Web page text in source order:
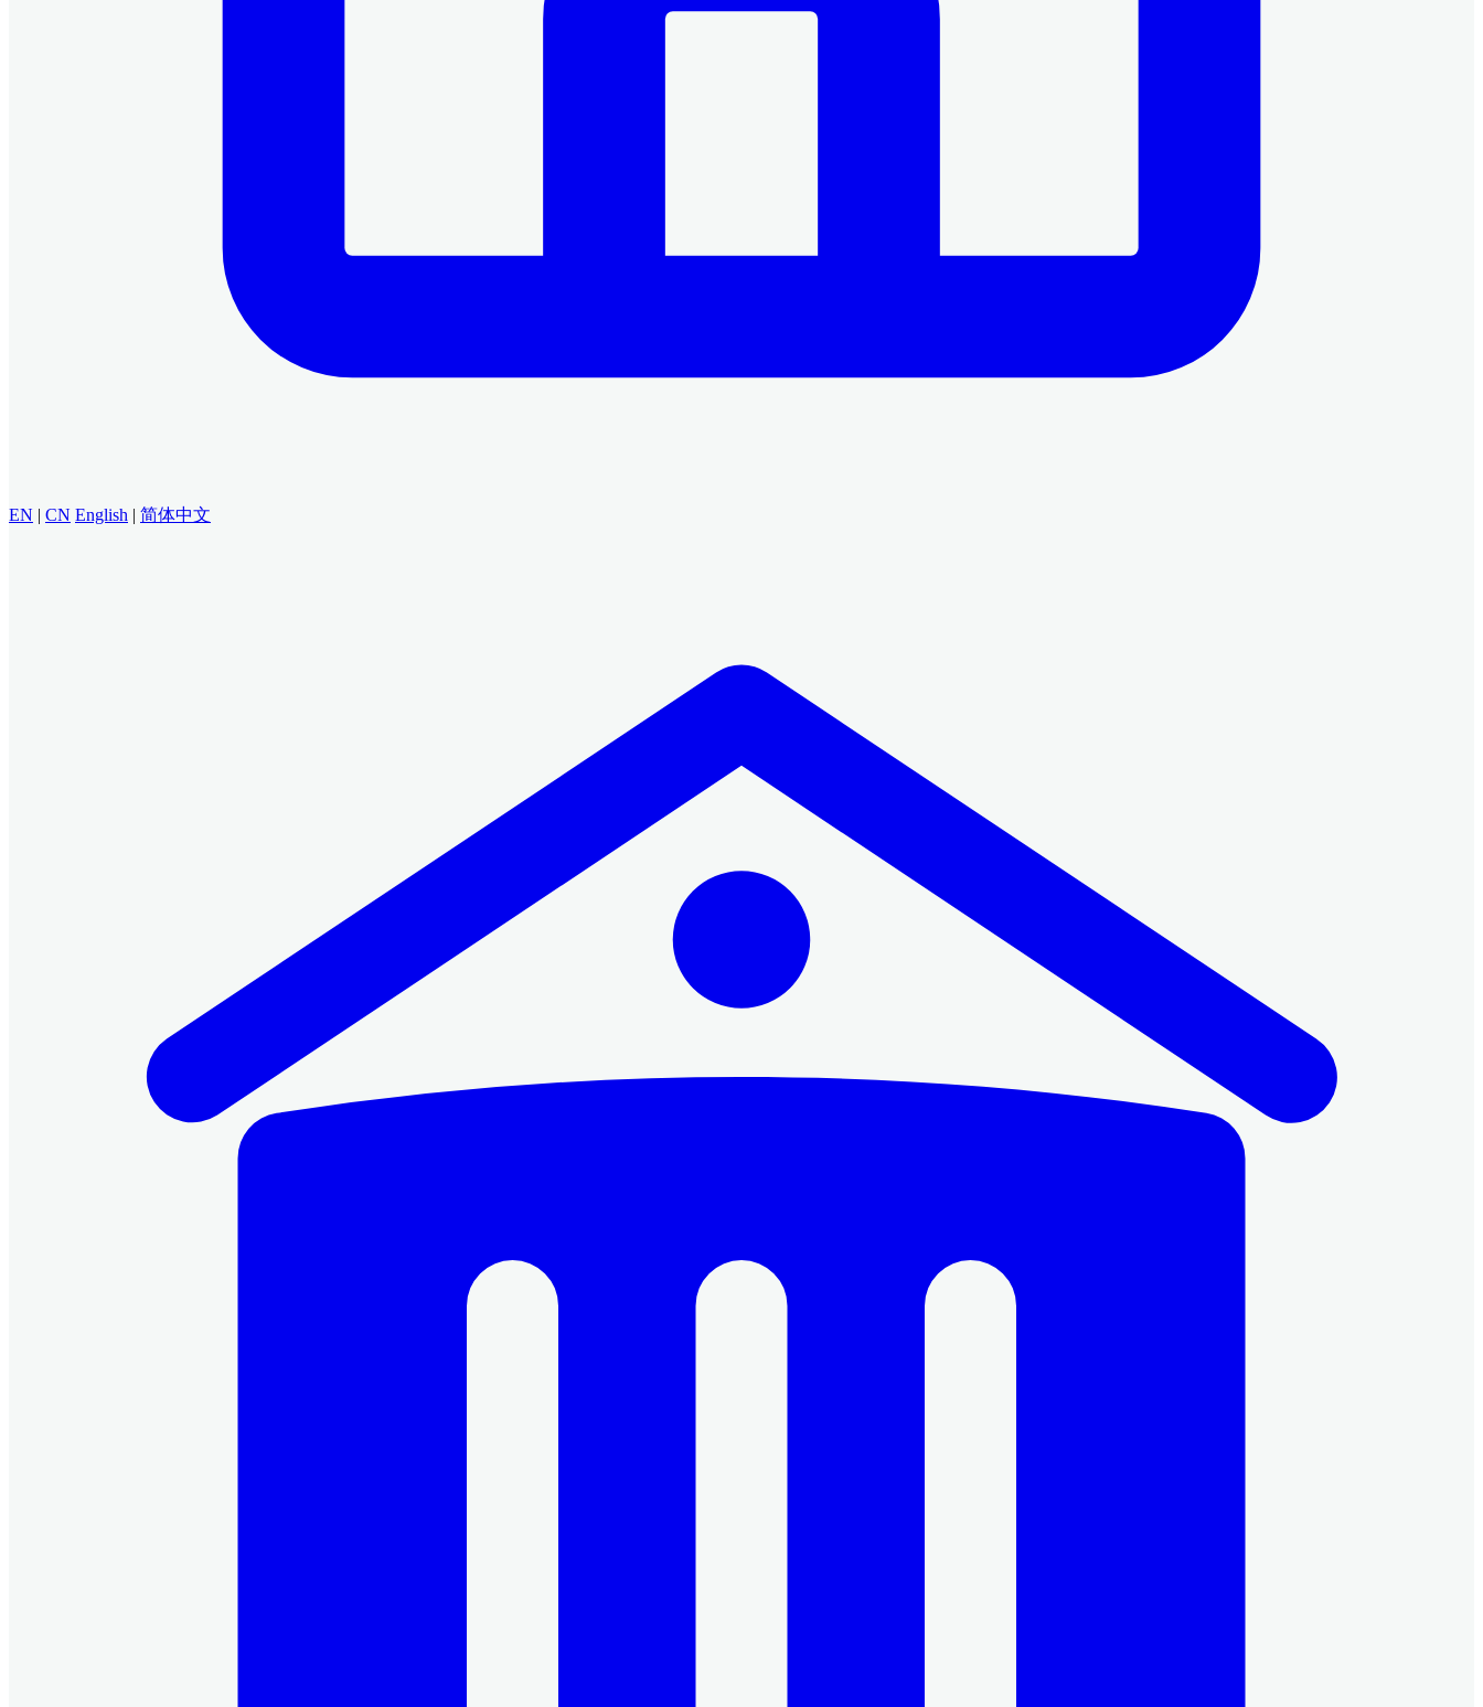
EN | CN English | 简体中文